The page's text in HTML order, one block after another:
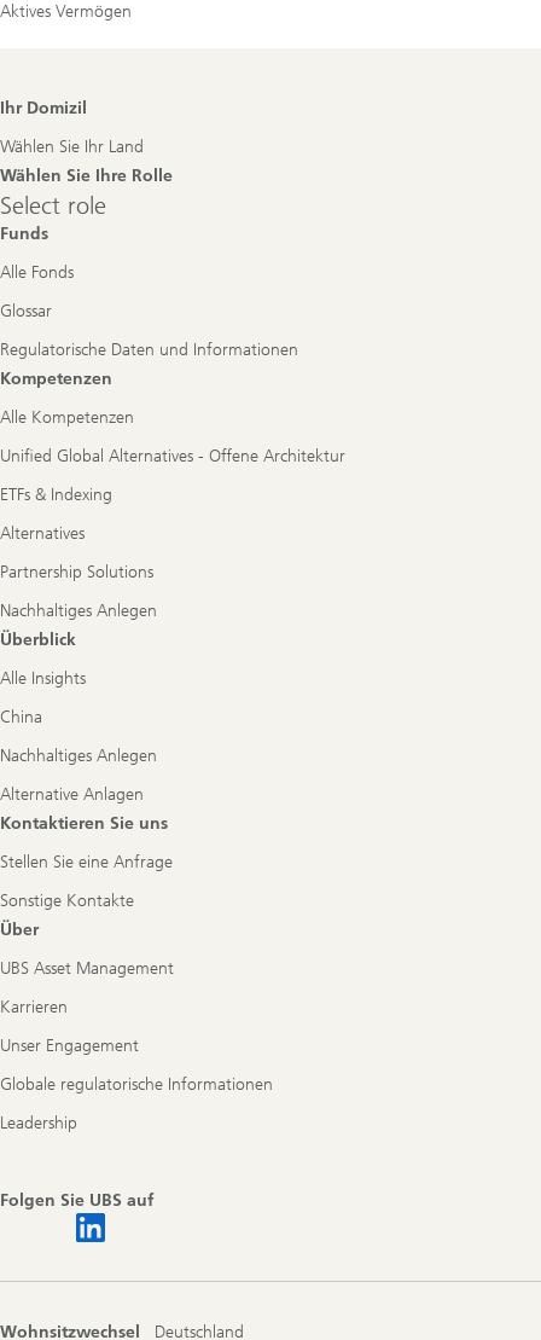
Aktives Vermögen
Footer
Ihr Domizil
Wählen Sie Ihr Land
Wählen Sie Ihre Rolle
Select
role
Select role
Funds
Alle Fonds
Glossar
Regulatorische Daten und Informationen
Kompetenzen
Alle Kompetenzen
Unified Global Alternatives - Offene Architektur
ETFs & Indexing
Alternatives
Partnership Solutions
Nachhaltiges Anlegen
Überblick
Alle Insights
China
Nachhaltiges Anlegen
Alternative Anlagen
Kontaktieren Sie uns
Stellen Sie eine Anfrage
Sonstige Kontakte
Über
UBS Asset Management
Karrieren
Unser Engagement
Globale regulatorische Informationen
Leadership
Folgen Sie UBS auf
Wohnsitzwechsel Deutschland